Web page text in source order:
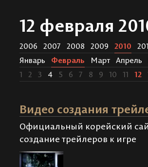
12 февраля
2006 2007 2008 2009 2010
Январь
Февраль Март Апрель
1
2 3 4 5 6 7 8 9 10 11 12
Видео создания
Официальный корейский
создание трейлеров к игре